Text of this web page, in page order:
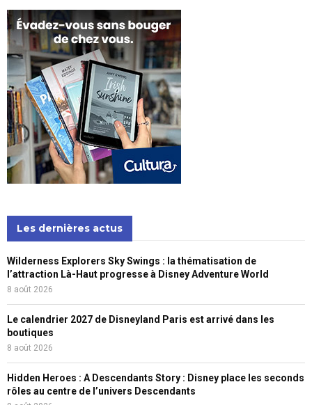
Les dernières actus
Wilderness Explorers Sky Swings : la thématisation de
l’attraction Là-Haut progresse à Disney Adventure World
8 août 2026
Le calendrier 2027 de Disneyland Paris est arrivé dans les
boutiques
8 août 2026
Hidden Heroes : A Descendants Story : Disney place les seconds
rôles au centre de l’univers Descendants